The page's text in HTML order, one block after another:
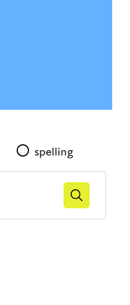
spelling
Zoek